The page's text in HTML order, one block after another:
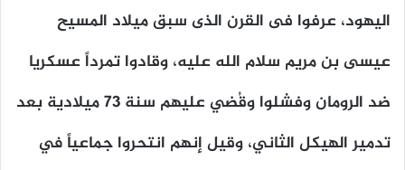
اليهود، عرفوا فى القرن الذى سبق ميلاد المسيح
عيسى بن مريم سلام الله عليه، وقادوا تمرداً عسكريا
ضد الرومان وفشلوا وقُضي عليهم سنة 73 ميلادية بعد
تدمير الهيكل الثاني، وقيل إنهم انتحروا جماعياً في